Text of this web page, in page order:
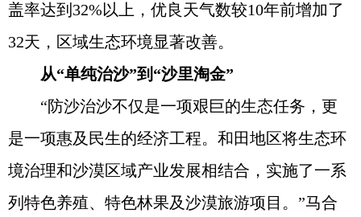
盖率达到32%以上，优良天气数较10年前增加了
32天，区域生态环境显著改善。
从“单纯治沙”到“沙里淘金”
“防沙治沙不仅是一项艰巨的生态任务，更
是一项惠及民生的经济工程。和田地区将生态环
境治理和沙漠区域产业发展相结合，实施了一系
列特色养殖、特色林果及沙漠旅游项目。”马合